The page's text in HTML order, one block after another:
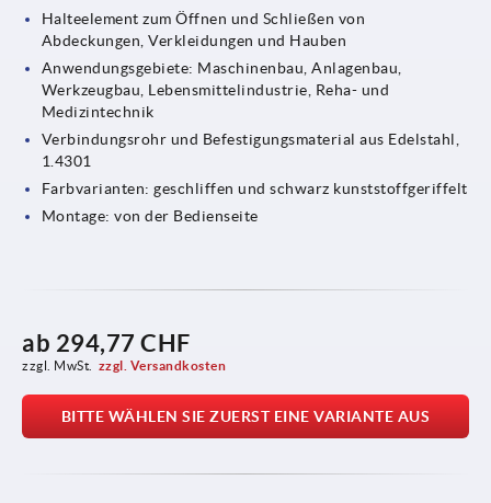
Halteelement zum Öffnen und Schließen von
Abdeckungen, Verkleidungen und Hauben
Anwendungsgebiete: Maschinenbau, Anlagenbau,
Werkzeugbau, Lebensmittelindustrie, Reha- und
Medizintechnik
Verbindungsrohr und Befestigungsmaterial aus Edelstahl,
1.4301
Farbvarianten: geschliffen und schwarz kunststoffgeriffelt
Montage: von der Bedienseite
ab 294,77 CHF
zzgl. MwSt. zzgl. Versandkosten
BITTE WÄHLEN SIE ZUERST EINE VARIANTE AUS